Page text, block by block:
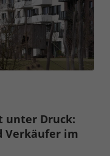
unter Druck:
Verkäufer im